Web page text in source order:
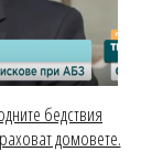
бедствия
домовете.